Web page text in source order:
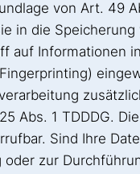
von Art. 49
in die
auf Informationen
Abs. 1 TDDDG.
Sind Ihre
zur